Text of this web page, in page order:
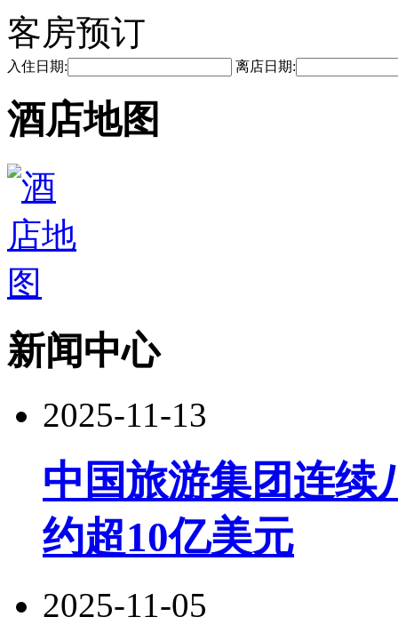
客房预订
入住日期: 离店日期:
酒店地图
新闻中心
2025-11-13
中国旅游集团连续
约超10亿美元
2025-11-05